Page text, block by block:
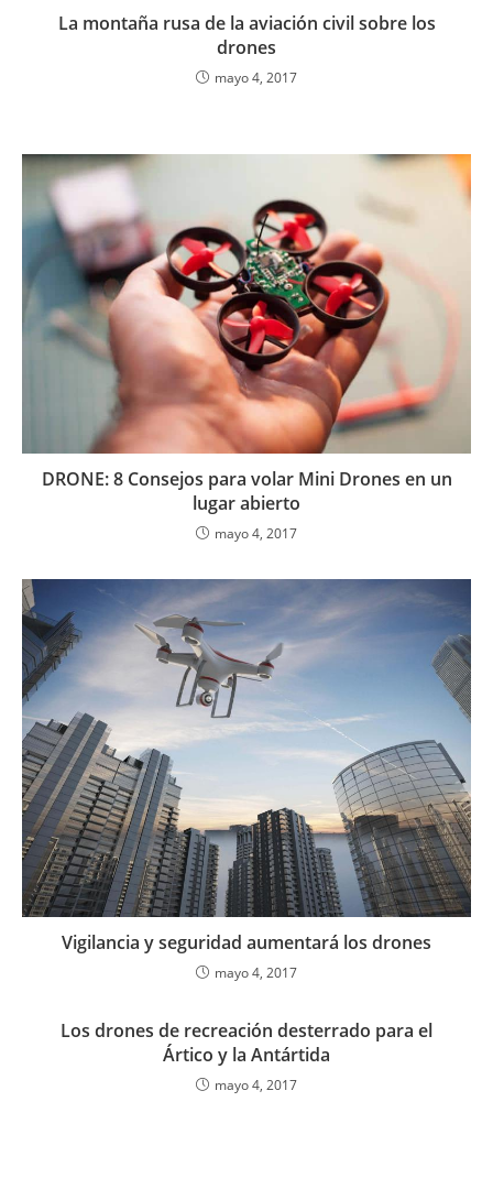
La montaña rusa de la aviación civil sobre los
drones
mayo 4, 2017
DRONE: 8 Consejos para volar Mini Drones en un
lugar abierto
mayo 4, 2017
Vigilancia y seguridad aumentará los drones
mayo 4, 2017
Los drones de recreación desterrado para el
Ártico y la Antártida
mayo 4, 2017